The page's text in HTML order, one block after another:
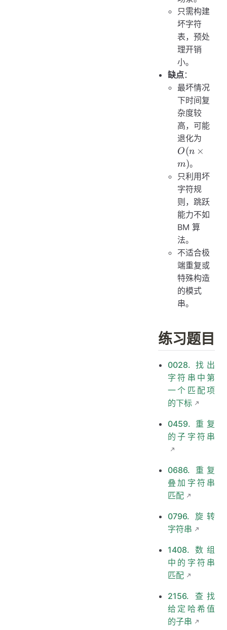
只需构建
坏字符
表，预处
理开销
小。
缺点：
最坏情况
下时间复
杂度较
高，可能
退化为
O(n ×
m)。
只利用坏
字符规
则，跳跃
能力不如
BM 算
法。
不适合极
端重复或
特殊构造
的模式
串。
练习题目
0028. 找出
字符串中第
一个匹配项
的下标
0459. 重复
的子字符串
0686. 重复
叠加字符串
匹配
0796. 旋转
字符串
1408. 数组
中的字符串
匹配
2156. 查找
给定哈希值
的子串